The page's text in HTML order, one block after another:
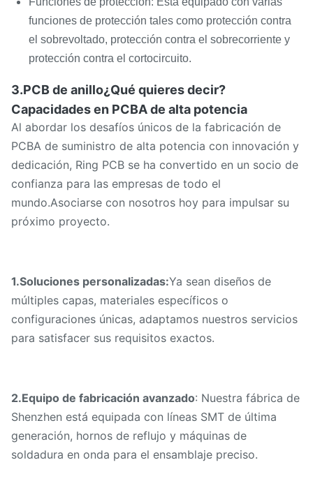
funciones de protección tales como protección contra
el sobrevoltado, protección contra el sobrecorriente y
protección contra el cortocircuito.
3.PCB de anillo¿Qué quieres decir?
Capacidades en PCBA de alta potencia
Al abordar los desafíos únicos de la fabricación de
PCBA de suministro de alta potencia con innovación y
dedicación, Ring PCB se ha convertido en un socio de
confianza para las empresas de todo el
mundo.Asociarse con nosotros hoy para impulsar su
próximo proyecto.
1.Soluciones personalizadas:Ya sean diseños de
múltiples capas, materiales específicos o
configuraciones únicas, adaptamos nuestros servicios
para satisfacer sus requisitos exactos.
2.Equipo de fabricación avanzado: Nuestra fábrica de
Shenzhen está equipada con líneas SMT de última
generación, hornos de reflujo y máquinas de
soldadura en onda para el ensamblaje preciso.